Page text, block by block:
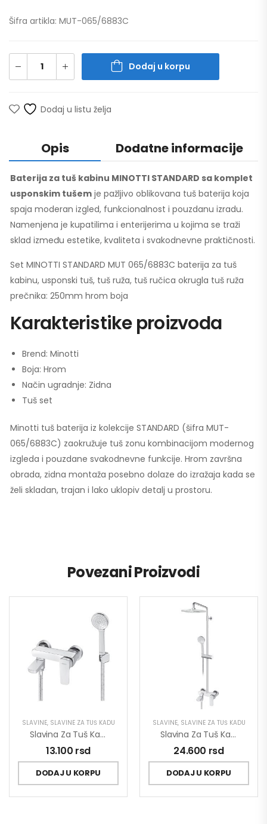
Šifra artikla: MUT-065/6883C
Dodaj u korpu
Dodaj u listu želja
Opis Dodatne informacije
Baterija za tuš kabinu MINOTTI STANDARD sa komplet
usponskim tušem je pažljivo oblikovana tuš baterija koja
spaja moderan izgled, funkcionalnost i pouzdanu izradu.
Namenjena je kupatilima i enterijerima u kojima se traži
sklad između estetike, kvaliteta i svakodnevne praktičnosti.
Set MINOTTI STANDARD MUT 065/6883C baterija za tuš
kabinu, usponski tuš, tuš ruža, tuš ručica okrugla tuš ruža
prečnika: 250mm hrom boja
Karakteristike proizvoda
Brend: Minotti
Boja: Hrom
Način ugradnje: Zidna
Tuš set
Minotti tuš baterija iz kolekcije STANDARD (šifra MUT-
065/6883C) zaokružuje tuš zonu kombinacijom modernog
izgleda i pouzdane svakodnevne funkcije. Hrom završna
obrada, zidna montaža posebno dolaze do izražaja kada se
želi skladan, trajan i lako uklopiv detalj u prostoru.
Povezani Proizvodi
SLAVINE, SLAVINE ZA TUŠ KADU
Slavina Za Tuš Kadu Stolz 137401
13.100 rsd
DODAJ U KORPU
SLAVINE, SLAVINE ZA TUŠ KADU
Slavina Za Tuš Kadu Sa Usponskim Tušem Stolz 137352
24.600 rsd
DODAJ U KORPU